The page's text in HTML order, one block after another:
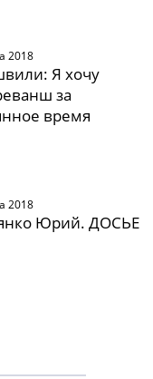
2018
Я хочу
за
время
2018
Юрий. ДОСЬЕ